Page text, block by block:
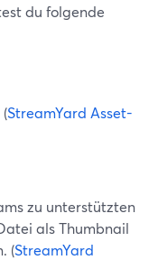
du folgende
StreamYard Asset-
zu unterstützten
als Thumbnail
(StreamYard